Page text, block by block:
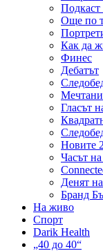
Подкаст
Още по
Как да
Финес
Дебатът
Гласът
Новите
Часът
Денят
Бранд
На живо
Спорт
Darik Health
„40 до 40“